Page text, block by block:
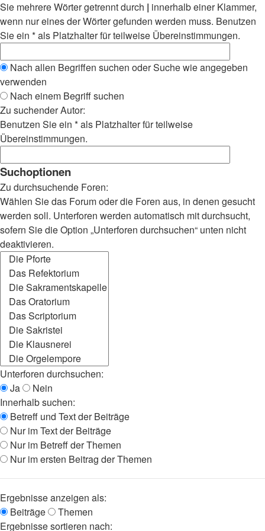
Sie mehrere Wörter getrennt durch | innerhalb einer Klammer,
wenn nur eines der Wörter gefunden werden muss. Benutzen
Sie ein * als Platzhalter für teilweise Übereinstimmungen.
Nach allen Begriffen suchen oder Suche wie angegeben
verwenden
Nach einem Begriff suchen
Zu suchender Autor:
Benutzen Sie ein * als Platzhalter für teilweise
Übereinstimmungen.
Suchoptionen
Zu durchsuchende Foren:
Wählen Sie das Forum oder die Foren aus, in denen gesucht
werden soll. Unterforen werden automatisch mit durchsucht,
sofern Sie die Option „Unterforen durchsuchen“ unten nicht
deaktivieren.
Unterforen durchsuchen:
Ja
Nein
Innerhalb suchen:
Betreff und Text der Beiträge
Nur im Text der Beiträge
Nur im Betreff der Themen
Nur im ersten Beitrag der Themen
Ergebnisse anzeigen als:
Beiträge
Themen
Ergebnisse sortieren nach: